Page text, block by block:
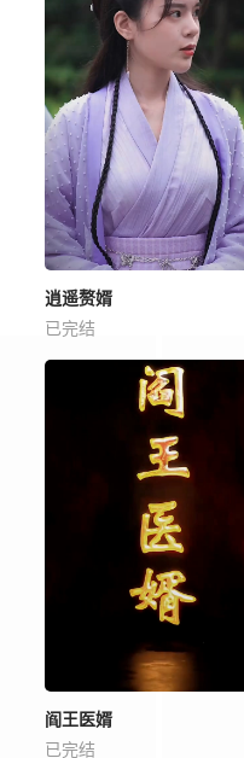
逍遥赘婿
已完结
阎王医婿
已完结